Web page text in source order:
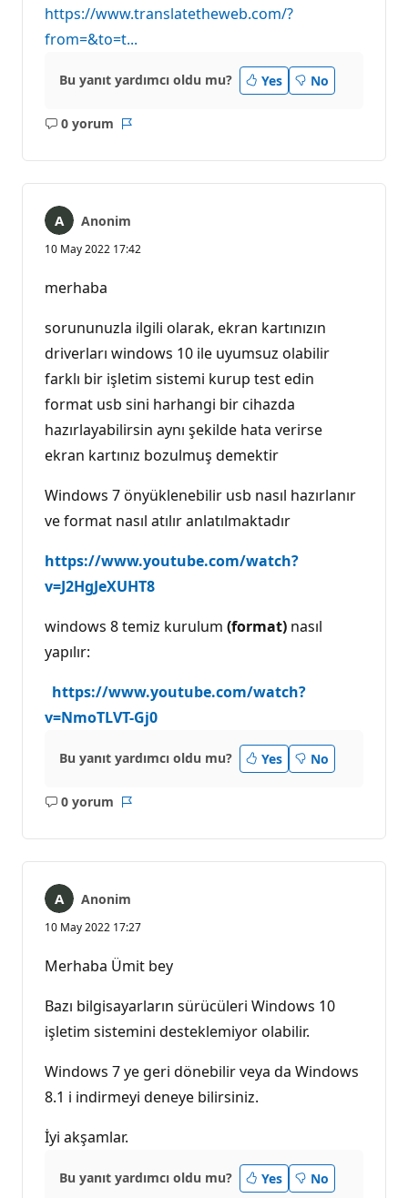
https://www.translatetheweb.com/?
from=&to=t...
Bu yanıt yardımcı oldu mu? Yes No
0 yorum
Açıklama
Anonim
10 May 2022 17:42
merhaba
sorununuzla ilgili olarak, ekran kartınızın
driverları windows 10 ile uyumsuz olabilir
farklı bir işletim sistemi kurup test edin
format usb sini harhangi bir cihazda
hazırlayabilirsin aynı şekilde hata verirse
ekran kartınız bozulmuş demektir
Windows 7 önyüklenebilir usb nasıl hazırlanır
ve format nasıl atılır anlatılmaktadır
https://www.youtube.com/watch?
v=J2HgJeXUHT8
windows 8 temiz kurulum (format) nasıl
yapılır:
https://www.youtube.com/watch?
v=NmoTLVT-Gj0
Bu yanıt yardımcı oldu mu? Yes No
0 yorum
Açıklama
Anonim
10 May 2022 17:27
Merhaba Ümit bey
Bazı bilgisayarların sürücüleri Windows 10
işletim sistemini desteklemiyor olabilir.
Windows 7 ye geri dönebilir veya da Windows
8.1 i indirmeyi deneye bilirsiniz.
İyi akşamlar.
Bu yanıt yardımcı oldu mu? Yes No